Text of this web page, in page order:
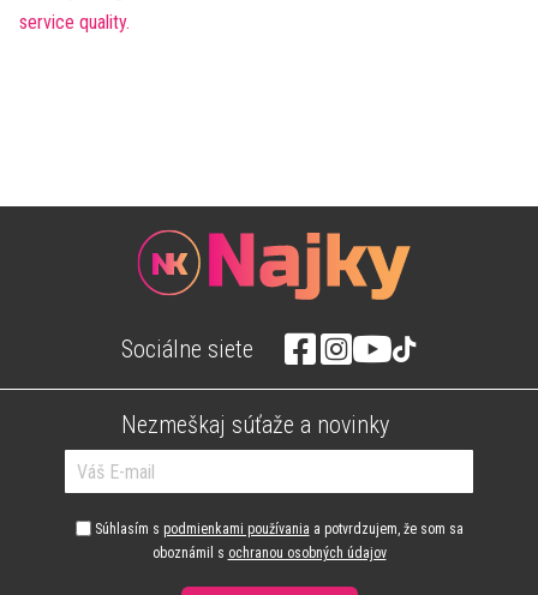
Sociálne siete
Nezmeškaj súťaže a novinky
Súhlasím s podmienkami používania a potvrdzujem, že som sa
oboznámil s ochranou osobných údajov